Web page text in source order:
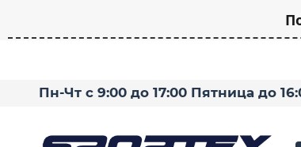
Пн-Чт с 9:00 до 17:00 Пятница до